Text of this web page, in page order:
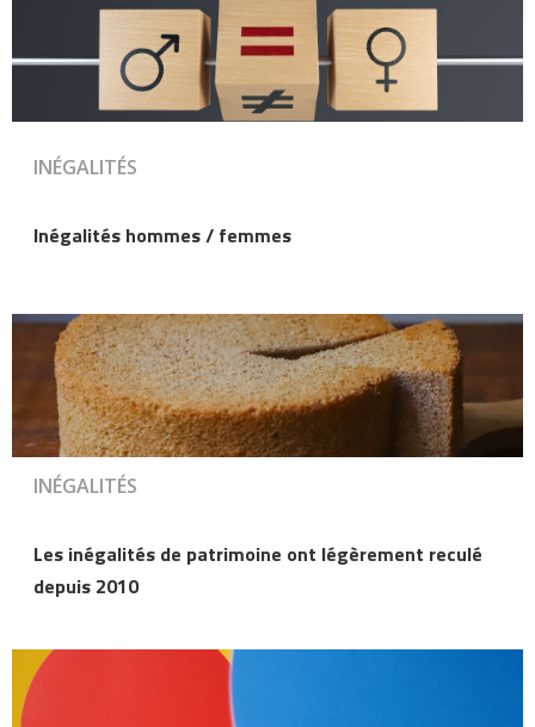
INÉGALITÉS
Inégalités hommes / femmes
INÉGALITÉS
Les inégalités de patrimoine ont légèrement reculé
depuis 2010